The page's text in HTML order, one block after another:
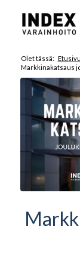
Olet tässä: Etusivu
Markkinakatsaus